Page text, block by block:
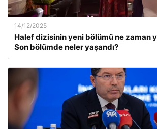
14/12/2025
Halef dizisinin yeni bölümü ne zaman
Son bölümde neler yaşandı?